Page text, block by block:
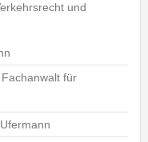
und
für